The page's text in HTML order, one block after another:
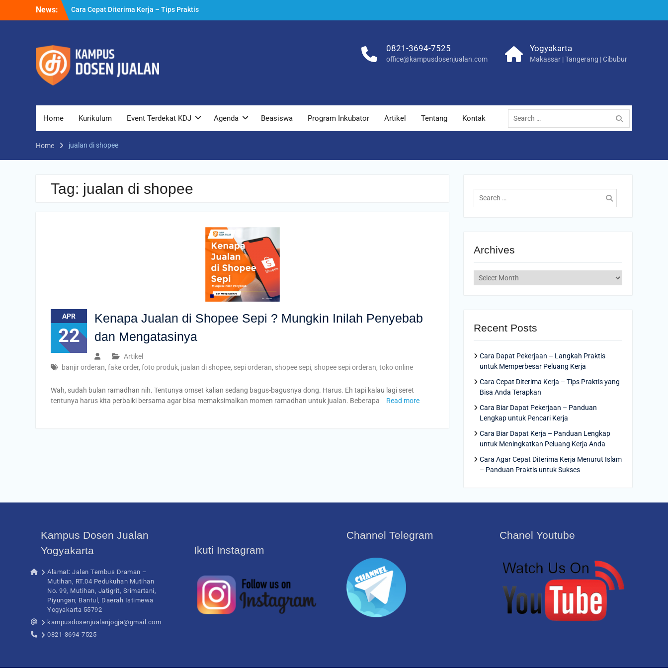
News:
Cara Cepat Diterima Kerja – Tips Praktis
yang Bisa Anda Terapkan
Cara Dapat Pekerjaan – Langkah Praktis
untuk Memperbesar Peluang Kerja
0821-3694-7525
office@kampusdosenjualan.com
Yogyakarta
Makassar | Tangerang | Cibubur
Home Kurikulum Event Terdekat KDJ Agenda Beasiswa Program Inkubator Artikel Tentang Kontak
Search
for:
Home jualan di shopee
Tag: jualan di shopee
APR
22
Kenapa Jualan di Shopee Sepi ? Mungkin Inilah Penyebab
dan Mengatasinya
Artikel
banjir orderan, fake order, foto produk, jualan di shopee, sepi orderan, shopee sepi, shopee sepi orderan, toko online
Wah, sudah bulan ramadhan nih. Tentunya omset kalian sedang bagus-bagusnya dong. Harus. Eh tapi kalau lagi seret
tentunya harus kita perbaiki bersama agar bisa memaksimalkan momen ramadhan untuk jualan. Beberapa
Read more
Search
for:
Archives
Archives
Recent Posts
Cara Dapat Pekerjaan – Langkah Praktis
untuk Memperbesar Peluang Kerja
Cara Cepat Diterima Kerja – Tips Praktis yang
Bisa Anda Terapkan
Cara Biar Dapat Pekerjaan – Panduan
Lengkap untuk Pencari Kerja
Cara Biar Dapat Kerja – Panduan Lengkap
untuk Meningkatkan Peluang Kerja Anda
Cara Agar Cepat Diterima Kerja Menurut Islam
– Panduan Praktis untuk Sukses
Kampus Dosen Jualan
Yogyakarta
Alamat: Jalan Tembus Draman –
Mutihan, RT.04 Pedukuhan Mutihan
No. 99, Mutihan, Jatigrit, Srimartani,
Piyungan, Bantul, Daerah Istimewa
Yogyakarta 55792
kampusdosenjualanjogja@gmail.com
0821-3694-7525
Ikuti Instagram
Channel Telegram Chanel Youtube